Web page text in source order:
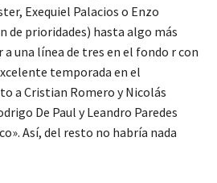
Exequiel Palacios o Enzo
de prioridades) hasta algo más
una línea de tres en el fondo r con
temporada en el
a Cristian Romero y Nicolás
De Paul y Leandro Paredes
Así, del resto no habría nada